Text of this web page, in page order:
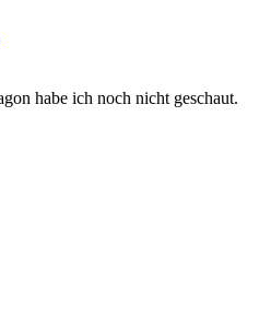
habe ich noch nicht geschaut.